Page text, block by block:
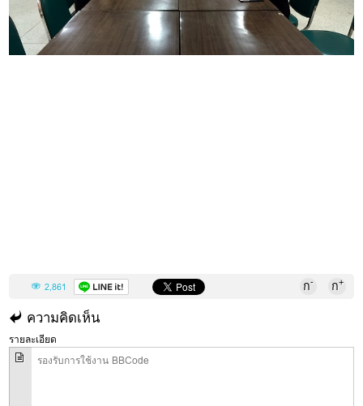
2,861 ก- ก+
ความคิดเห็น
รายละเอียด